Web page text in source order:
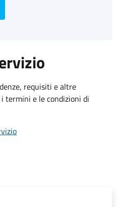
requisiti e altre
termini e le condizioni di